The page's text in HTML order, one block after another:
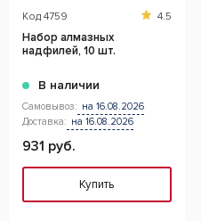
Код 4759 4.5
Набор алмазных
надфилей, 10 шт.
В наличии
Самовывоз: на 16.08.2026
Доставка: на 16.08.2026
931 руб.
Купить